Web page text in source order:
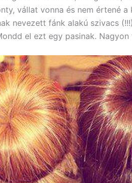
vállat vonna és nem értené a
nevezett fánk alakú szivacs
el ezt egy pasinak.